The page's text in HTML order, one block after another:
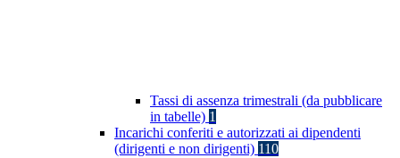
Tassi di assenza trimestrali (da pubblicare
in tabelle) 1
Incarichi conferiti e autorizzati ai dipendenti
(dirigenti e non dirigenti) 110